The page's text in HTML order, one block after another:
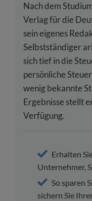
Nach dem
Verlag für die
sein eigenes
Selbstständiger
sich tief in die
persönliche
wenig bekannte
Ergebnisse stellt
Verfügung.
Erhalten
Unternehmer,
So sparen
sichern Sie